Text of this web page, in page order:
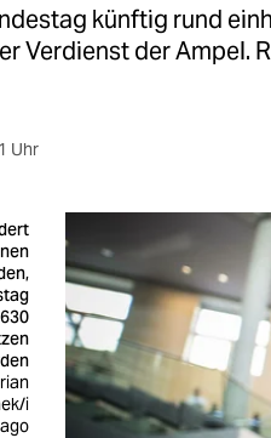
künftig rund
Verdienst der Ampel.
Uhr
i